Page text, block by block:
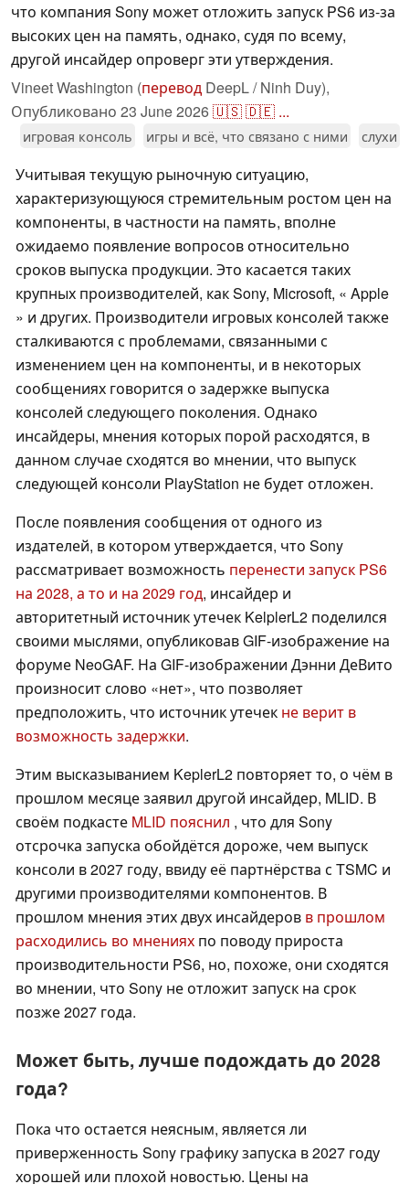
что компания Sony может отложить запуск PS6 из-за
высоких цен на память, однако, судя по всему,
другой инсайдер опроверг эти утверждения.
Vineet Washington (перевод DeepL / Ninh Duy),
Опубликовано 23 June 2026🇺🇸🇩🇪 ...
игровая консоль игры и всё, что связано с ними слухи
Учитывая текущую рыночную ситуацию,
характеризующуюся стремительным ростом цен на
компоненты, в частности на память, вполне
ожидаемо появление вопросов относительно
сроков выпуска продукции. Это касается таких
крупных производителей, как Sony, Microsoft, « Apple
» и других. Производители игровых консолей также
сталкиваются с проблемами, связанными с
изменением цен на компоненты, и в некоторых
сообщениях говорится о задержке выпуска
консолей следующего поколения. Однако
инсайдеры, мнения которых порой расходятся, в
данном случае сходятся во мнении, что выпуск
следующей консоли PlayStation не будет отложен.
После появления сообщения от одного из
издателей, в котором утверждается, что Sony
рассматривает возможность перенести запуск PS6
на 2028, а то и на 2029 год, инсайдер и
авторитетный источник утечек KelplerL2 поделился
своими мыслями, опубликовав GIF-изображение на
форуме NeoGAF. На GIF-изображении Дэнни ДеВито
произносит слово «нет», что позволяет
предположить, что источник утечек не верит в
возможность задержки.
Этим высказыванием KeplerL2 повторяет то, о чём в
прошлом месяце заявил другой инсайдер, MLID. В
своём подкасте MLID пояснил , что для Sony
отсрочка запуска обойдётся дороже, чем выпуск
консоли в 2027 году, ввиду её партнёрства с TSMC и
другими производителями компонентов. В
прошлом мнения этих двух инсайдеров в прошлом
расходились во мнениях по поводу прироста
производительности PS6, но, похоже, они сходятся
во мнении, что Sony не отложит запуск на срок
позже 2027 года.
Может быть, лучше подождать до 2028
года?
Пока что остается неясным, является ли
приверженность Sony графику запуска в 2027 году
хорошей или плохой новостью. Цены на